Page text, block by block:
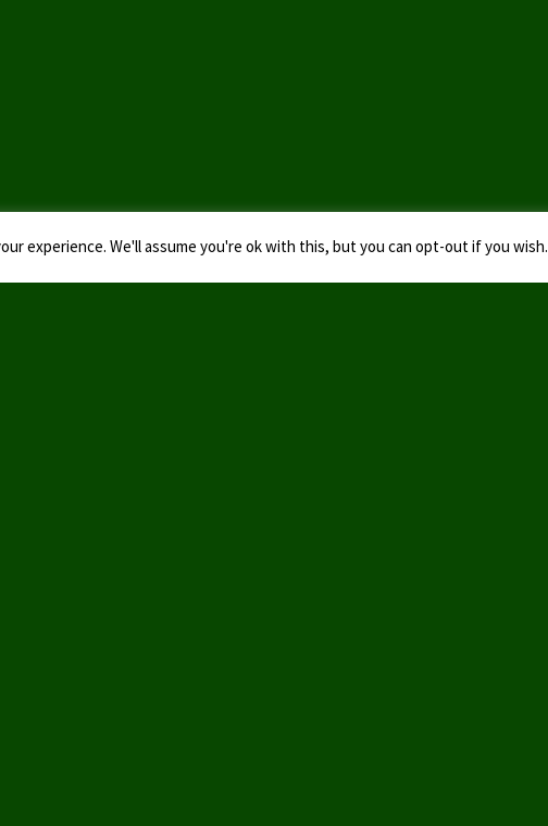
experience. We'll assume you're ok with this, but you can opt-out if you wish.